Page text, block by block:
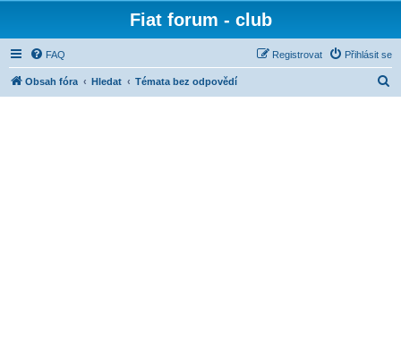
Fiat forum - club
FAQ Přihlásit se
Registrovat
Obsah fóra Hledat Témata bez odpovědí